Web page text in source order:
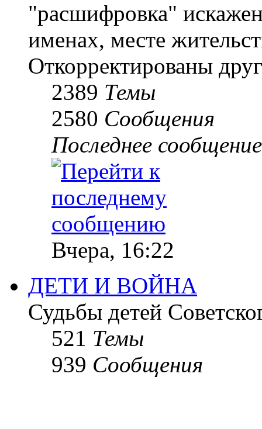
"расшифровка"
именах, месте
Откорректированы
2389 Темы
2580 Сообщения
Последнее сообщение
Вчера, 16:22
ДЕТИ И ВОЙНА
Судьбы детей
521 Темы
939 Сообщения